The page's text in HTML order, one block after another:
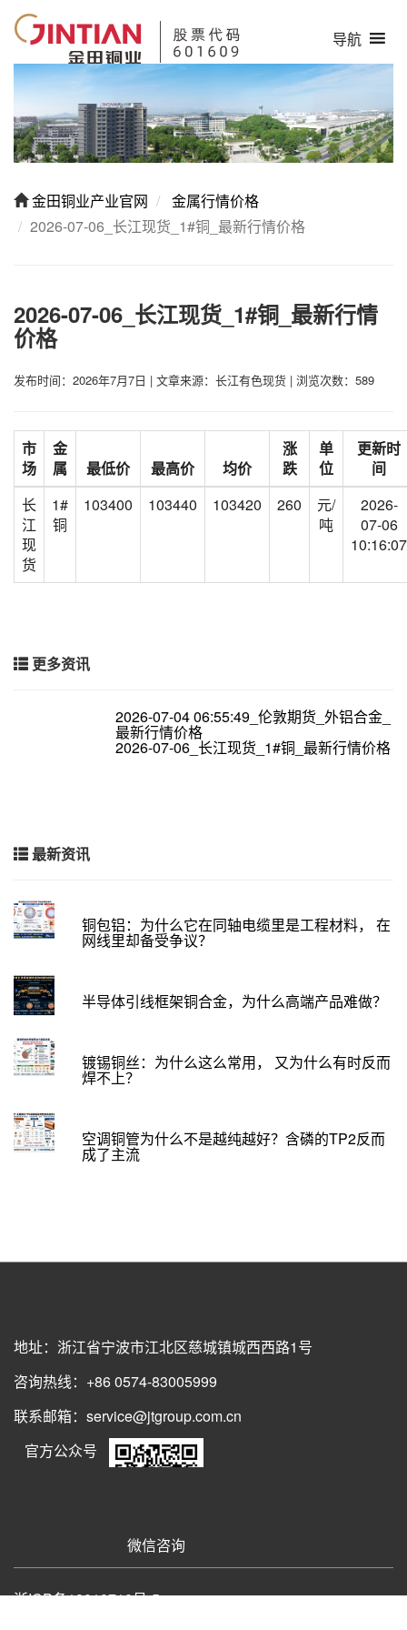
导航
金田铜业产业官网
金属行情价格
2026-07-06_长江现货_1#铜_最新行情价格
2026-07-06_长江现货_1#铜_最新行情
价格
发布时间：2026年7月7日 | 文章来源：长江有色现货 | 浏览次数：589
市
场
金
属
最低价 最高价 均价
涨
跌
单
位
更新时
间
长
江
现
货
1#
铜
103400 103440 103420 260
元/
吨
2026-
07-06
10:16:07
更多资讯
2026-07-04 06:55:49_伦敦期货_外铝合金_
最新行情价格
2026-07-06_长江现货_1#铜_最新行情价格
最新资讯
铜包铝：为什么它在同轴电缆里是工程材料， 在
网线里却备受争议？
半导体引线框架铜合金，为什么高端产品难做？
镀锡铜丝：为什么这么常用， 又为什么有时反而
焊不上？
空调铜管为什么不是越纯越好？含磷的TP2反而
成了主流
地址：浙江省宁波市江北区慈城镇城西西路1号
咨询热线：+86 0574-83005999
联系邮箱：service@jtgroup.com.cn
官方公众号
微信咨询
浙ICP备18010710号-5